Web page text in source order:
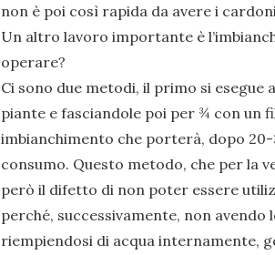
non è poi così rapida da avere i
Un altro lavoro importante è
operare?
Ci sono due metodi, il primo si
piante e fasciandole poi per ¾ con un
imbianchimento che porterà, dopo
consumo. Questo metodo, che per la
però il difetto di non poter essere
perché, successivamente, non
riempiendosi di acqua internamente,